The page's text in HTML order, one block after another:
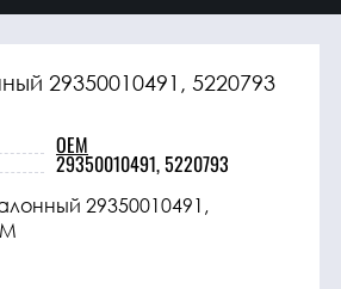
29350010491, 5220793
OEM
29350010491, 5220793